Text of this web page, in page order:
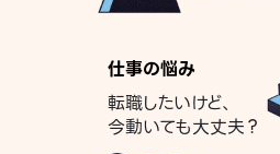
仕事の悩み
転職したいけど、
今動いても大丈夫？